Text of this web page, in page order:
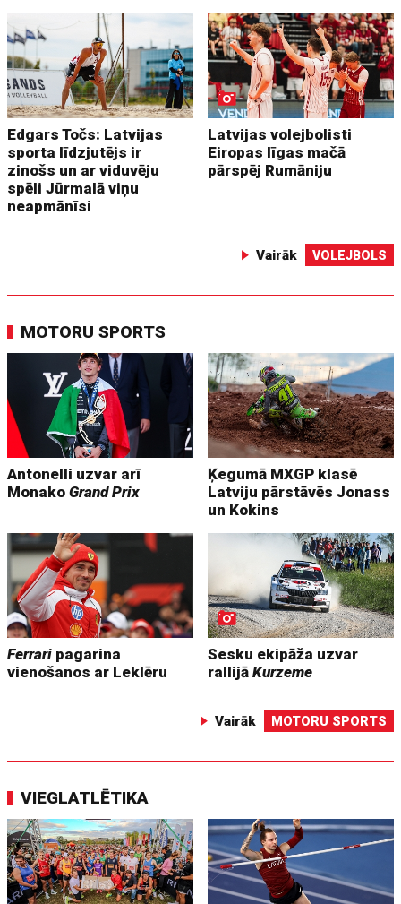
Edgars Točs: Latvijas
sporta līdzjutējs ir
zinošs un ar viduvēju
spēli Jūrmalā viņu
neapmānīsi
Latvijas volejbolisti
Eiropas līgas mačā
pārspēj Rumāniju
Vairāk VOLEJBOLS
MOTORU SPORTS
Antonelli uzvar arī
MonakoGrand Prix
Ķegumā MXGP klasē
Latviju pārstāvēs Jonass
un Kokins
Ferrari pagarina
vienošanos ar Leklēru
Sesku ekipāža uzvar
rallijāKurzeme
Vairāk MOTORU SPORTS
VIEGLATLĒTIKA